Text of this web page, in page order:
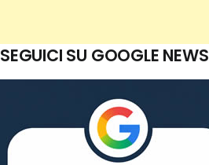
SEGUICI SU GOOGLE NEWS